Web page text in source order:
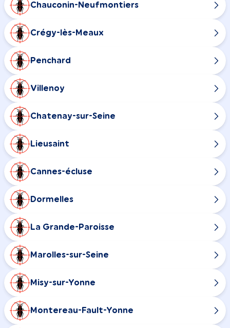
Chauconin-Neufmontiers
Crégy-lès-Meaux
Penchard
Villenoy
Chatenay-sur-Seine
Lieusaint
Cannes-écluse
Dormelles
La Grande-Paroisse
Marolles-sur-Seine
Misy-sur-Yonne
Montereau-Fault-Yonne